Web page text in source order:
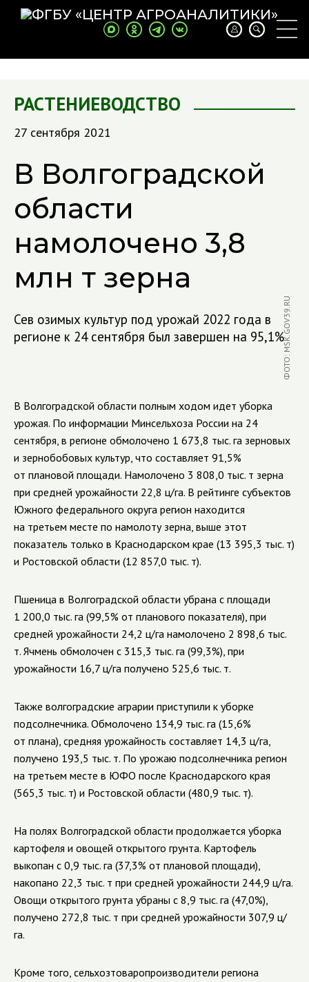
РАСТЕНИЕВОДСТВО
27 сентября 2021
В Волгоградской
области
намолочено 3,8
млн т зерна
Сев озимых культур под урожай 2022 года в
регионе к 24 сентября был завершен на 95,1%ФОТО: MSK.GOV39.RU
В Волгоградской области полным ходом идет уборка
урожая. По информации Минсельхоза России на 24
сентября, в регионе обмолочено 1 673,8 тыс. га зерновых
и зернобобовых культур, что составляет 91,5%
от плановой площади. Намолочено 3 808,0 тыс. т зерна
при средней урожайности 22,8 ц/га. В рейтинге субъектов
Южного федерального округа регион находится
на третьем месте по намолоту зерна, выше этот
показатель только в Краснодарском крае (13 395,3 тыс. т)
и Ростовской области (12 857,0 тыс. т).
Пшеница в Волгоградской области убрана с площади
1 200,0 тыс. га (99,5% от планового показателя), при
средней урожайности 24,2 ц/га намолочено 2 898,6 тыс.
т. Ячмень обмолочен с 315,3 тыс. га (99,3%), при
урожайности 16,7 ц/га получено 525,6 тыс. т.
Также волгоградские аграрии приступили к уборке
подсолнечника. Обмолочено 134,9 тыс. га (15,6%
от плана), средняя урожайность составляет 14,3 ц/га,
получено 193,5 тыс. т. По урожаю подсолнечника регион
на третьем месте в ЮФО после Краснодарского края
(565,3 тыс. т) и Ростовской области (480,9 тыс. т).
На полях Волгоградской области продолжается уборка
картофеля и овощей открытого грунта. Картофель
выкопан с 0,9 тыс. га (37,3% от плановой площади),
накопано 22,3 тыс. т при средней урожайности 244,9 ц/га.
Овощи открытого грунта убраны с 8,9 тыс. га (47,0%),
получено 272,8 тыс. т при средней урожайности 307,9 ц/
га.
Кроме того, сельхозтоваропроизводители региона